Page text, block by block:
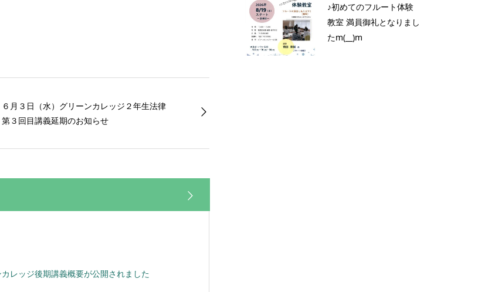
６月３日（水）グリーンカレッジ２年生法律
第３回目講義延期のお知らせ
レッジ後期講義概要が公開されました
♪初めてのフルート体験
教室 満員御礼となりまし
たm(__)m